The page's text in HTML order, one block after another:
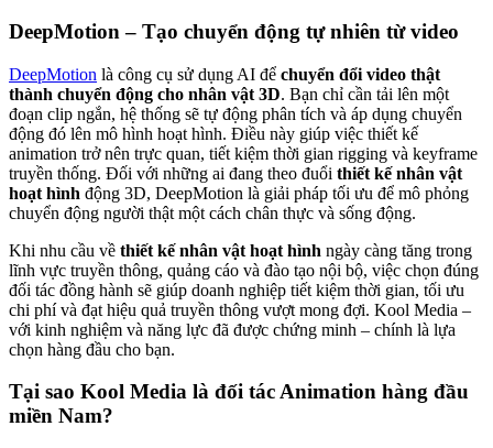
DeepMotion – Tạo chuyển động tự nhiên từ video
DeepMotion là công cụ sử dụng AI để chuyển đổi video thật
thành chuyển động cho nhân vật 3D. Bạn chỉ cần tải lên một
đoạn clip ngắn, hệ thống sẽ tự động phân tích và áp dụng chuyển
động đó lên mô hình hoạt hình. Điều này giúp việc thiết kế
animation trở nên trực quan, tiết kiệm thời gian rigging và keyframe
truyền thống. Đối với những ai đang theo đuổi thiết kế nhân vật
hoạt hình động 3D, DeepMotion là giải pháp tối ưu để mô phỏng
chuyển động người thật một cách chân thực và sống động.
Khi nhu cầu về thiết kế nhân vật hoạt hình ngày càng tăng trong
lĩnh vực truyền thông, quảng cáo và đào tạo nội bộ, việc chọn đúng
đối tác đồng hành sẽ giúp doanh nghiệp tiết kiệm thời gian, tối ưu
chi phí và đạt hiệu quả truyền thông vượt mong đợi. Kool Media –
với kinh nghiệm và năng lực đã được chứng minh – chính là lựa
chọn hàng đầu cho bạn.
Tại sao Kool Media là đối tác Animation hàng đầu
miền Nam?